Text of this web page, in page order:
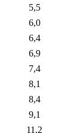
5,5
6,0
6,4
6,9
7,4
8,1
8,4
9,1
11,2